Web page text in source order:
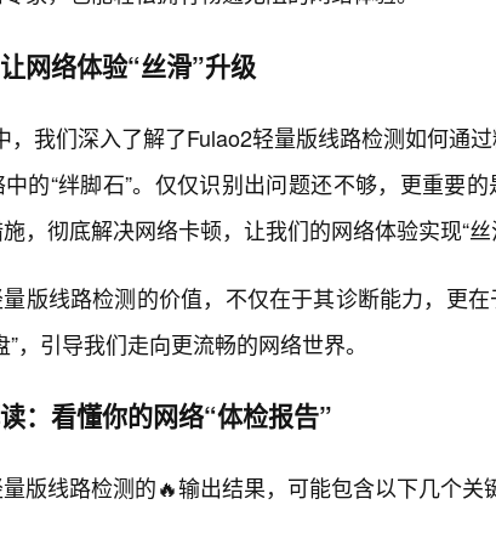
网络体验“丝滑”升级
，我们深入了解了Fulao2轻量版线路检测如何通
的“绊脚石”。仅仅识别出问题还不够，更重要的
，彻底解决网络卡顿，让我们的网络体验实现“丝
版线路检测的价值，不仅在于其诊断能力，更
”，引导我们走向更流畅的网络世界。
：看懂你的网络“体检报告”
版线路检测的🔥输出结果，可能包含以下几个关